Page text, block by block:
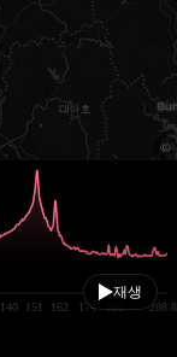
재생
140 151 162 174 186 208.8